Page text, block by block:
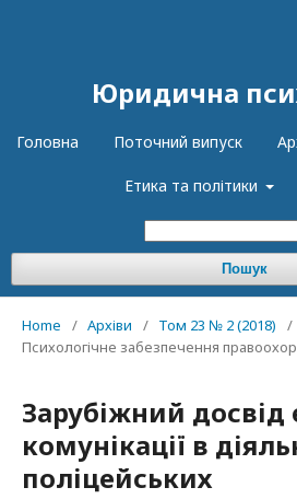
Юридична
Головна Поточний випуск
Етика та політики
Пошук
Home / Архіви / Том 23 № 2 (2018)
/
Психологічне забезпечення
Зарубіжний досвід
комунікації в
поліцейських